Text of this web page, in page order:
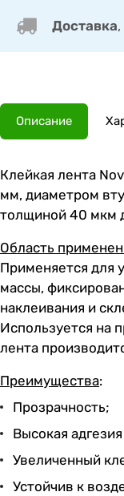
Доставка,
Описание
Клейкая лента
мм, диаметром
толщиной 40 мкм
Область
Применяется для
массы,
наклеивания и
Используется на
лента
Преимущества:
Прозрачность;
Высокая
Увеличенный
Устойчив к